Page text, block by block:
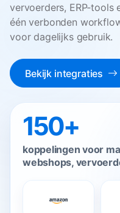
vervoerders, ERP‑tools
één verbonden
voor dagelijks gebruik.
Bekijk integraties
150+
koppelingen voor
webshops,